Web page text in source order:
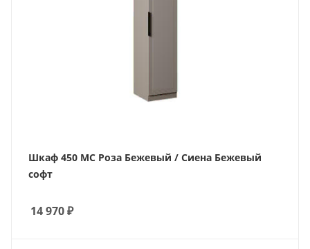
Шкаф 450 МС Роза Бежевый / Сиена Бежевый
софт
14 970₽